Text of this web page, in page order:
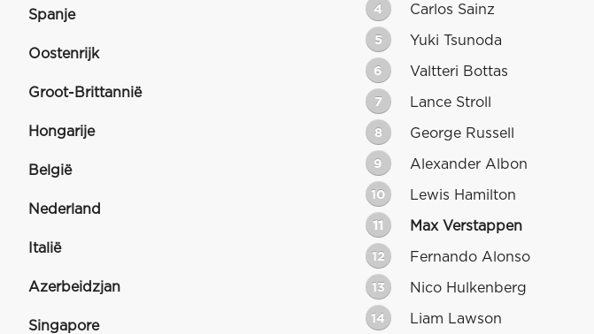
Spanje
Oostenrijk
Groot-Brittannië
Hongarije
België
Nederland
Italië
Azerbeidzjan
Singapore
4 Carlos Sainz
5 Yuki Tsunoda
6 Valtteri Bottas
7 Lance Stroll
8 George Russell
9 Alexander Albon
10 Lewis Hamilton
11 Max Verstappen
12 Fernando Alonso
13 Nico Hulkenberg
14 Liam Lawson